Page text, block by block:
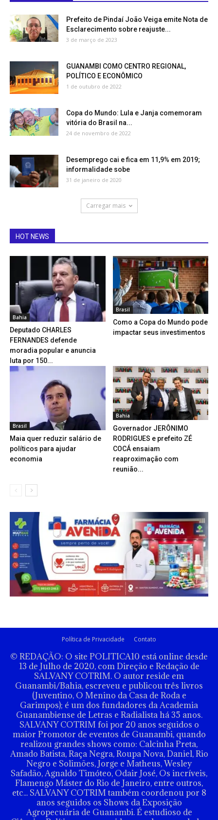
Prefeito de Pindaí João Veiga emite Nota de
Esclarecimento sobre reajuste...
3 de março de 2023
GUANAMBI COMO CENTRO REGIONAL,
POLÍTICO E ECONÔMICO
1 de outubro de 2022
Copa do Mundo: Lula e Janja comemoram
vitória do Brasil na...
24 de novembro de 2022
Desemprego cai e fica em 11,9% em 2019;
informalidade sobe
31 de janeiro de 2020
Carregar mais
HOT NEWS
Bahia
Deputado CHARLES
FERNANDES defende
moradia popular e anuncia
luta por 150...
Brasil
Como a Copa do Mundo pode
impactar seus investimentos
Brasil
Maia quer reduzir salário de
políticos para ajudar
economia
Bahia
Governador JERÔNIMO
RODRIGUES e prefeito ZÉ
COCÁ ensaiam
reaproximação com
reunião...
Política de Privacidade Contato
© REDAÇÃO: O site POLITICA10 está online desde
13 de Julho de 2020, com Direção e Redação de
SALVANY COTRIM. O autor reside em
Guanambi/Bahia, escreveu e publicou três livros
(Juventino, O Menino da Casa de Roda e
Garimpos); é um dos fundadores da Academia
Guanambiense de Letras e Radialista há 35 anos.
SALVANY COTRIM foi por 20 anos seguidos o
maior Promotor de eventos de Guanambi, quando
realizou grandes shows como: Calcinha Preta,
Amado Batista, Raça Negra, Roupa Nova, Daniel, Rio
Negro e Solimões, Jorge e Matheus, Wesley
Safadão, Agnaldo Timóteo, Odair José, Os incríveis,
Flamengo Máster do Rio de Janeiro, entre outros,
etc... SALVANY COTRIM também coordenou por 8
anos seguidos os Shows da Exposição
Agropecuária de Guanambi. É estudioso de